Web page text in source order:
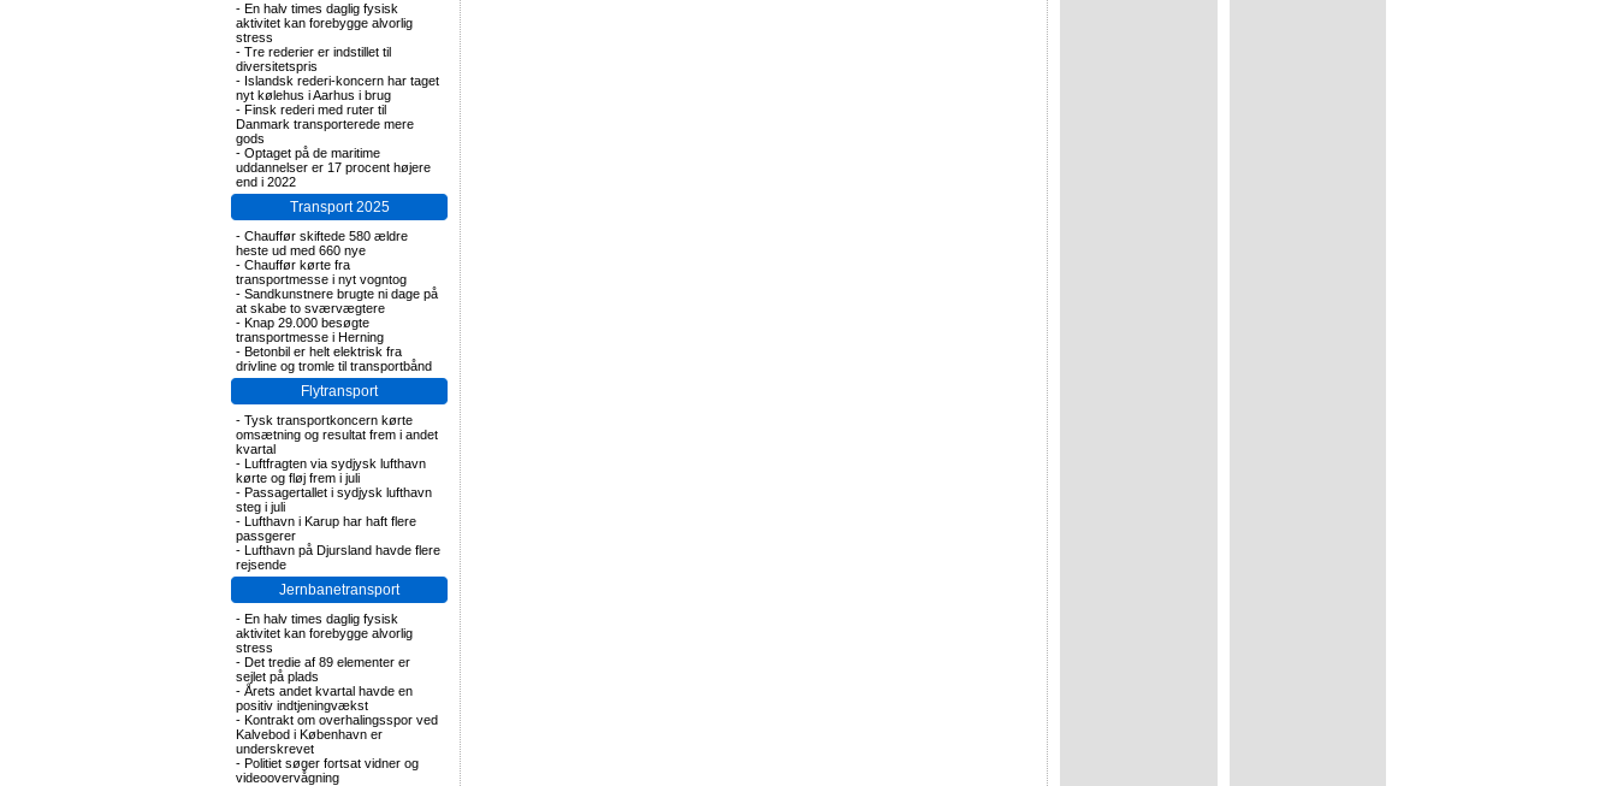
- En halv times daglig fysisk
aktivitet kan forebygge alvorlig
stress
- Tre rederier er indstillet til
diversitetspris
- Islandsk rederi-koncern har taget
nyt kølehus i Aarhus i brug
- Finsk rederi med ruter til
Danmark transporterede mere
gods
- Optaget på de maritime
uddannelser er 17 procent højere
end i 2022
Transport 2025
- Chauffør skiftede 580 ældre
heste ud med 660 nye
- Chauffør kørte fra
transportmesse i nyt vogntog
- Sandkunstnere brugte ni dage på
at skabe to sværvægtere
- Knap 29.000 besøgte
transportmesse i Herning
- Betonbil er helt elektrisk fra
drivline og tromle til transportbånd
Flytransport
- Tysk transportkoncern kørte
omsætning og resultat frem i andet
kvartal
- Luftfragten via sydjysk lufthavn
kørte og fløj frem i juli
- Passagertallet i sydjysk lufthavn
steg i juli
- Lufthavn i Karup har haft flere
passgerer
- Lufthavn på Djursland havde flere
rejsende
Jernbanetransport
- En halv times daglig fysisk
aktivitet kan forebygge alvorlig
stress
- Det tredie af 89 elementer er
sejlet på plads
- Årets andet kvartal havde en
positiv indtjeningvækst
- Kontrakt om overhalingsspor ved
Kalvebod i København er
underskrevet
- Politiet søger fortsat vidner og
videoovervågning